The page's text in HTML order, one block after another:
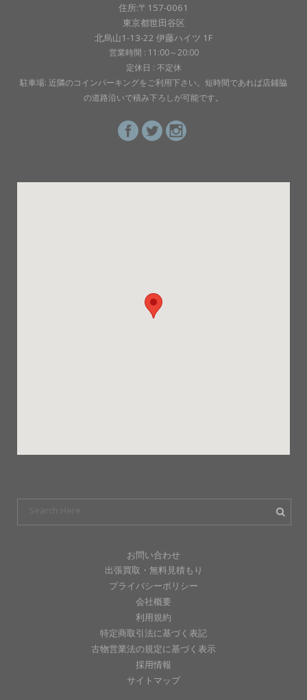
住所:〒157-0061
東京都世田谷区
北烏山1-13-22 伊藤ハイツ 1F
営業時間 : 11:00～20:00
定休日 : 不定休
駐車場: 近隣のコインパーキングをご利用下さい。短時間であれば店鋪脇
の道路沿いで積み下ろしが可能です。
お問い合わせ
出張買取・無料見積もり
プライバシーポリシー
会社概要
利用規約
特定商取引法に基づく表記
古物営業法の規定に基づく表示
採用情報
サイトマップ